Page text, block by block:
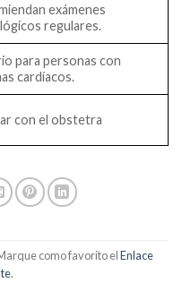
exámenes
regulares.
para personas con
cardíacos.
con el obstetra
como favorito elEnlace
.